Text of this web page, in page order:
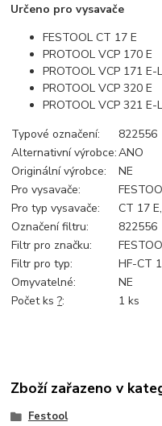
Určeno pro vysavače
FESTOOL CT 17 E
PROTOOL VCP 170 E
PROTOOL VCP 171 E-L
PROTOOL VCP 320 E
PROTOOL VCP 321 E-L
Typové označení:
822556
Alternativní výrobce:ANO
Originální výrobce:
NE
Pro vysavače:
Pro typ vysavače:
CT 17
Označení filtru:
822556
Filtr pro značku:
Filtr pro typ:
HF-CT
Omyvatelné:
NE
Počet ks?: 1ks
Zboží zařazeno v
Festool